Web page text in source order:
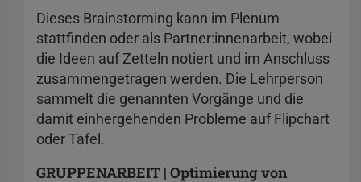
Dieses Brainstorming kann im Plenum
stattfinden oder als Partner:innenarbeit, wobei
die Ideen auf Zetteln notiert und im Anschluss
zusammengetragen werden. Die Lehrperson
sammelt die genannten Vorgänge und die
damit einhergehenden Probleme auf Flipchart
oder Tafel.
GRUPPENARBEIT | Optimierung von